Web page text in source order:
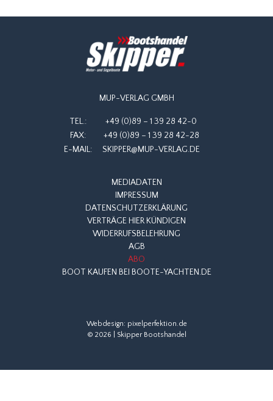
MUP-VERLAG GMBH
TEL.:
+49 (0)89 – 1 39 28 42-0
FAX:
+49 (0)89 – 1 39 28 42-28
E-MAIL:
SKIPPER@MUP-VERLAG.DE
MEDIADATEN
IMPRESSUM
DATENSCHUTZERKLÄRUNG
VERTRÄGE HIER KÜNDIGEN
WIDERRUFSBELEHRUNG
AGB
ABO
BOOT KAUFEN BEI BOOTE-YACHTEN.DE
Webdesign: pixelperfektion.de
© 2026 | Skipper Bootshandel